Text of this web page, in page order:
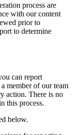
process are
with our content
prior to
to determine
can report
member of our team
action. There is no
this process.
below.